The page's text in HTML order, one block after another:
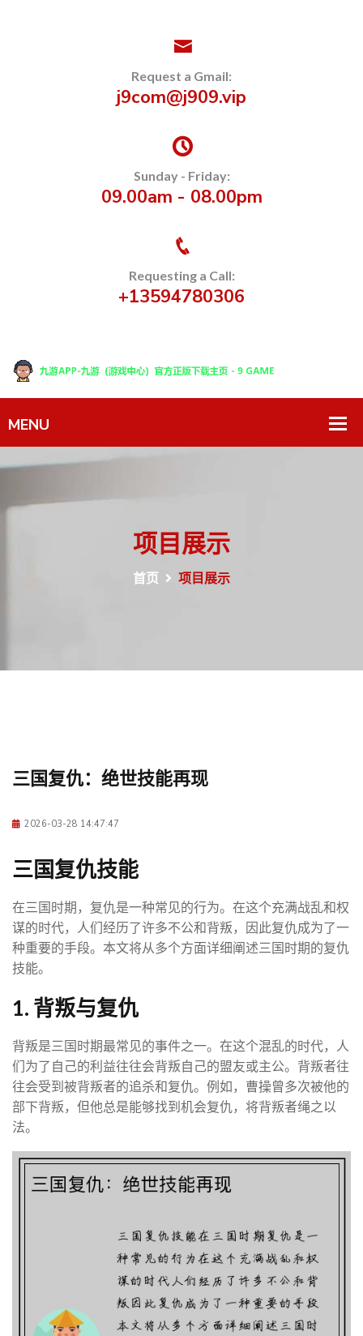
Request a Gmail:
j9com@j909.vip
Sunday - Friday:
09.00am - 08.00pm
Requesting a Call:
+13594780306
项目展示
首页 项目展示
三国复仇：绝世技能再现
2026-03-28 14:47:47
三国复仇技能
在三国时期，复仇是一种常见的行为。在这个充满战乱和权
谋的时代，人们经历了许多不公和背叛，因此复仇成为了一
种重要的手段。本文将从多个方面详细阐述三国时期的复仇
技能。
1. 背叛与复仇
背叛是三国时期最常见的事件之一。在这个混乱的时代，人
们为了自己的利益往往会背叛自己的盟友或主公。背叛者往
往会受到被背叛者的追杀和复仇。例如，曹操曾多次被他的
部下背叛，但他总是能够找到机会复仇，将背叛者绳之以
法。